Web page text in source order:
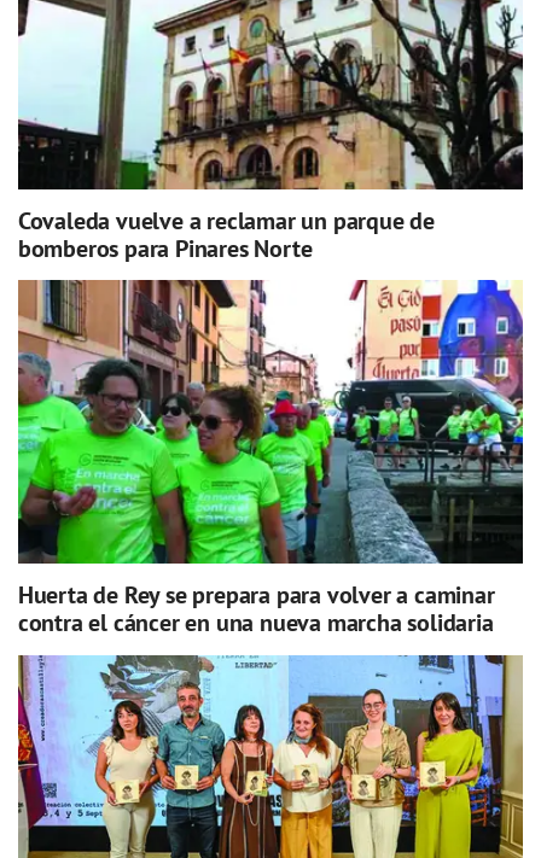
Covaleda vuelve a reclamar un parque de
bomberos para Pinares Norte
Huerta de Rey se prepara para volver a caminar
contra el cáncer en una nueva marcha solidaria